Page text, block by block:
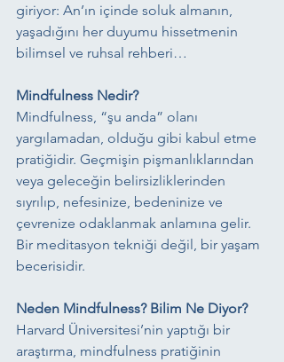
giriyor: An’ın içinde soluk almanın,
yaşadığını her duyumu hissetmenin
bilimsel ve ruhsal rehberi…
Mindfulness Nedir?
Mindfulness, “şu anda” olanı
yargılamadan, olduğu gibi kabul etme
pratiğidir. Geçmişin pişmanlıklarından
veya geleceğin belirsizliklerinden
sıyrılıp, nefesinize, bedeninize ve
çevrenize odaklanmak anlamına gelir.
Bir meditasyon tekniği değil, bir yaşam
becerisidir.
Neden Mindfulness? Bilim Ne Diyor?
Harvard Üniversitesi’nin yaptığı bir
araştırma, mindfulness pratiğinin